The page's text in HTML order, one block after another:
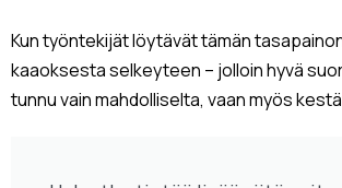
Kun työntekijät löytävät tämän
kaaoksesta selkeyteen – jolloin hyvä
tunnu vain mahdolliselta, vaan myös